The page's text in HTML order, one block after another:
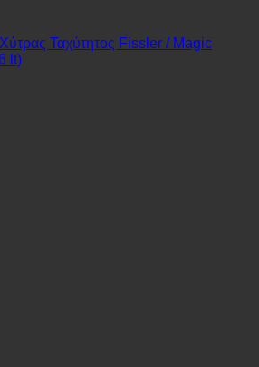
Ταχύτητος Fissler / Magic
lt)